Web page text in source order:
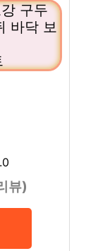
구두
바닥 보
뷰)